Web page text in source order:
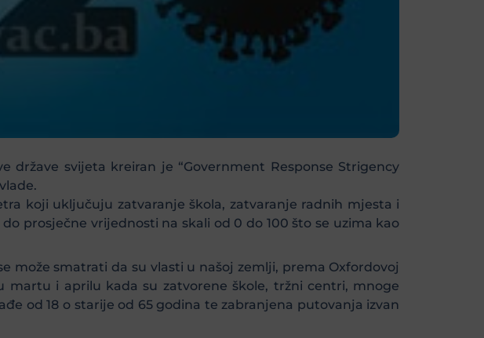
svijeta kreiran je “Government Response Strigency
koji uključuju zatvaranje škola, zatvaranje radnih mjesta i
prosječne vrijednosti na skali od 0 do 100 što se uzima kao
može smatrati da su vlasti u našoj zemlji, prema Oxfordovoj
martu i aprilu kada su zatvorene škole, tržni centri, mnoge
od 18 o starije od 65 godina te zabranjena putovanja izvan